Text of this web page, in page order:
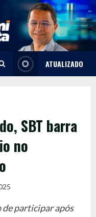
ATUALIZADO
SBT barra
no
participar após